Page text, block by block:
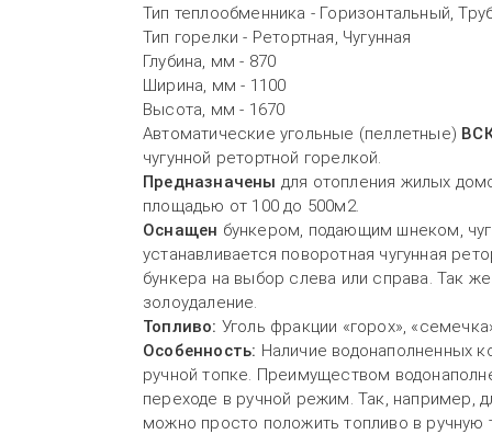
Тип теплообменника - Горизонтальный,
Тип горелки - Ретортная, Чугунная
Глубина, мм - 870
Ширина, мм - 1100
Высота, мм - 1670
Автоматические угольные (пеллетные)
чугунной ретортной горелкой.
Предназначены для отопления жилых
площадью от 100 до 500м2.
Оснащен бункером, подающим шнеком,
устанавливается поворотная чугунная
бункера на выбор слева или справа. Так
золоудаление.
Топливо: Уголь фракции «горох»,
Особенность: Наличие водонаполненных
ручной топке. Преимуществом
переходе в ручной режим. Так, например,
можно просто положить топливо в ручную